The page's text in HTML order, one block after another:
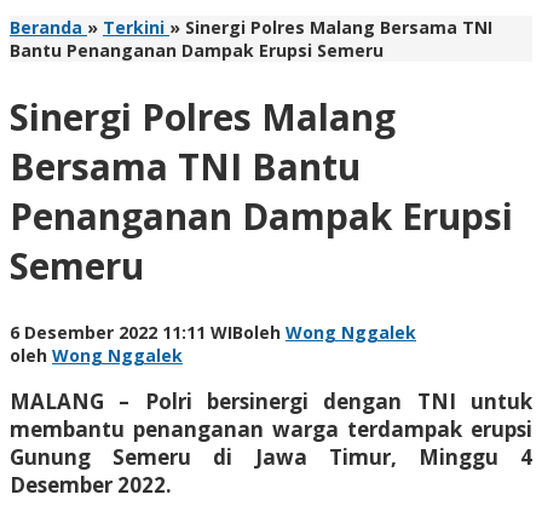
Beranda » Terkini » Sinergi Polres Malang Bersama TNI
Bantu Penanganan Dampak Erupsi Semeru
Sinergi Polres Malang
Bersama TNI Bantu
Penanganan Dampak Erupsi
Semeru
6 Desember 2022 11:11 WIBoleh Wong Nggalek
oleh Wong Nggalek
MALANG – Polri bersinergi dengan TNI untuk
membantu penanganan warga terdampak erupsi
Gunung Semeru di Jawa Timur, Minggu 4
Desember 2022.